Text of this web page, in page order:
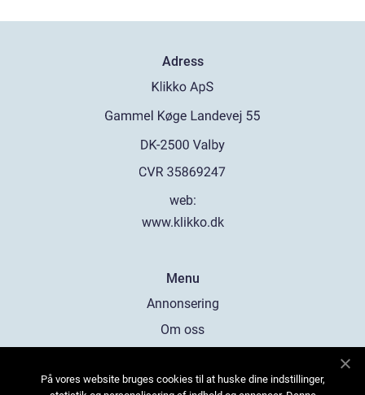
Adress
web:
www.klikko.dk
Menu
Annonsering
Om oss
Kontakta oss
På vores website bruges cookies til at huske dine indstillinger,